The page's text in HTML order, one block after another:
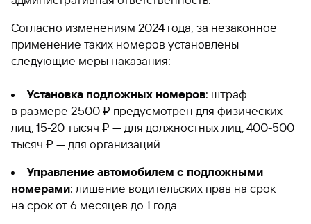
Согласно изменениям 2024 года, за незаконное
применение таких номеров установлены
следующие меры наказания:
Установка подложных номеров: штраф
в размере 2500 ₽ предусмотрен для физических
лиц, 15-20 тысяч ₽ — для должностных лиц, 400-500
тысяч ₽ — для организаций
Управление автомобилем с подложными
номерами: лишение водительских прав на срок
на срок от 6 месяцев до 1 года